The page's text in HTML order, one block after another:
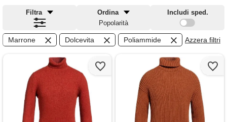
Filtra
Ordina
Popolarità
Includi sped.
Marrone Dolcevita Poliammide Azzera filtri